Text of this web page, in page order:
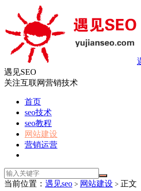
遇见SEO
关注互联网营销技术
首页
seo技术
seo教程
网站建设
营销运营
当前位置： 遇见seo > 网站建设 > 正文